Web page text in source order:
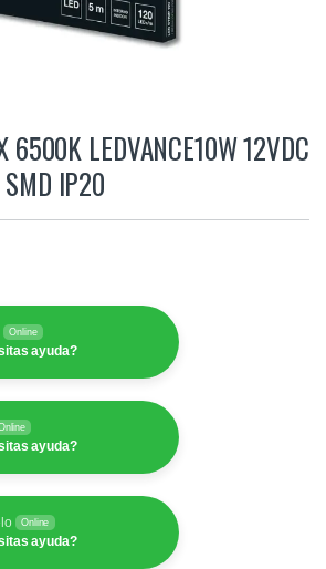
6500K LEDVANCE10W 12VDC
IP20
Online
ayuda?
ayuda?
Online
ayuda?